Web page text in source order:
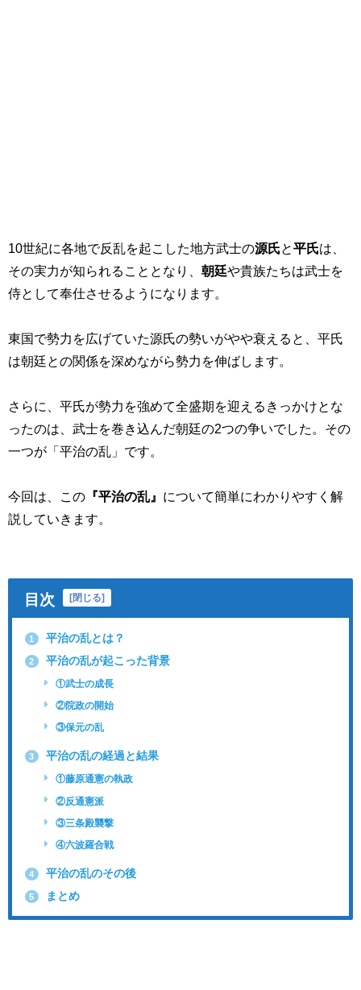
10世紀に各地で反乱を起こした地方武士の源氏 と平氏は、
その実力が知られることとなり、 朝廷や貴族たちは武士を
侍として奉仕させるようになります。
東国で勢力を広げていた源氏の勢いがやや衰えると、平氏
は朝廷との関係を深めながら勢力を伸ばします。
さらに、平氏が勢力を強めて全盛期を迎えるきっかけとな
ったのは、武士を巻き込んだ朝廷の2つの争いでした。その
一つが「平治の乱」です。
今回は、この 『平治の乱』 について簡単にわかりやすく解
説していきます。
目次 閉じる
1 平治の乱とは？
2 平治の乱が起こった背景
①武士の成長
②院政の開始
③保元の乱
3 平治の乱の経過と結果
①藤原通憲の執政
②反通憲派
③三条殿襲撃
④六波羅合戦
4 平治の乱のその後
5 まとめ